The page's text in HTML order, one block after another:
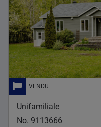
Unifamiliale
No. 9113666